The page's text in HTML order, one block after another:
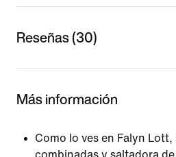
Reseñas (30)
Más información
Como lo ves en Falyn
combinadas y saltadora